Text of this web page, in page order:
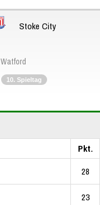
Stoke City
Watford
10. Spieltag
Pkt.
28
23